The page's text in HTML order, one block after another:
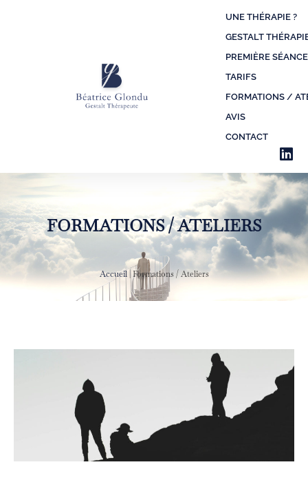
UNE THÉRAPIE ?
GESTALT
PREMIÈRE SÉANCE
TARIFS
FORMATIONS /
AVIS
CONTACT
FORMATIONS / ATELIERS
Accueil|Formations / Ateliers